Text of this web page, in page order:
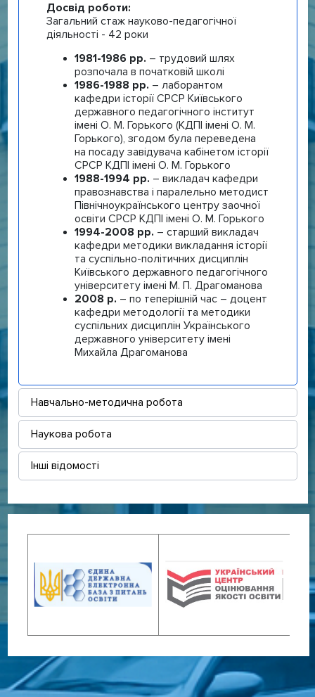
Досвід роботи:
Загальний стаж науково-педагогічної
діяльності - 42 роки
1981-1986 рр. – трудовий шлях
розпочала в початковій школі
1986-1988 рр. – лаборантом
кафедри історії СРСР Київського
державного педагогічного інститут
імені О. М. Горького (КДПІ імені О. М.
Горького), згодом була переведена
на посаду завідувача кабінетом історії
СРСР КДПІ імені О. М. Горького
1988-1994 рр. – викладач кафедри
правознавства і паралельно методист
Північноукраїнського центру заочної
освіти СРСР КДПІ імені О. М. Горького
1994-2008 рр. – старший викладач
кафедри методики викладання історії
та суспільно-політичних дисциплін
Київського державного педагогічного
університету імені М. П. Драгоманова
2008 р. – по теперішній час – доцент
кафедри методології та методики
суспільних дисциплін Українського
державного університету імені
Михайла Драгоманова
Навчально-методична робота
Наукова робота
Інші відомості